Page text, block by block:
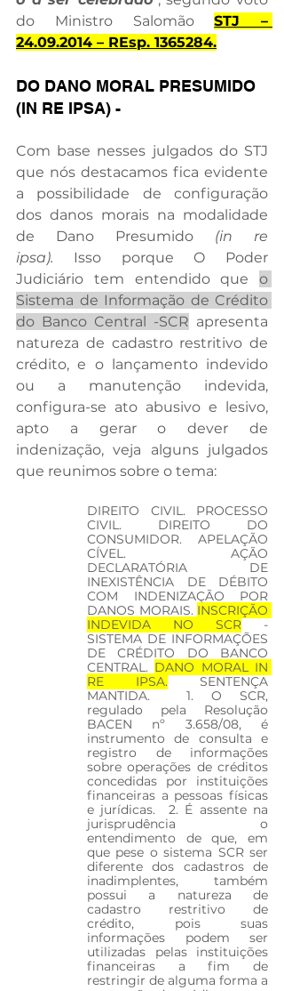
do Ministro Salomão STJ –
24.09.2014 – REsp. 1365284.
DO DANO MORAL PRESUMIDO
(IN RE IPSA) -
Com base nesses julgados do STJ
que nós destacamos fica evidente
a possibilidade de configuração
dos danos morais na modalidade
de Dano Presumido (in re
ipsa). Isso porque O Poder
Judiciário tem entendido que o
Sistema de Informação de Crédito
do Banco Central -SCR apresenta
natureza de cadastro restritivo de
crédito, e o lançamento indevido
ou a manutenção indevida,
configura-se ato abusivo e lesivo,
apto a gerar o dever de
indenização, veja alguns julgados
que reunimos sobre o tema:
DIREITO CIVIL. PROCESSO
CIVIL. DIREITO DO
CONSUMIDOR. APELAÇÃO
CÍVEL. AÇÃO
DECLARATÓRIA DE
INEXISTÊNCIA DE DÉBITO
COM INDENIZAÇÃO POR
DANOS MORAIS. INSCRIÇÃO
INDEVIDA NO SCR -
SISTEMA DE INFORMAÇÕES
DE CRÉDITO DO BANCO
CENTRAL. DANO MORAL IN
RE IPSA. SENTENÇA
MANTIDA.  1. O SCR,
regulado pela Resolução
BACEN nº 3.658/08, é
instrumento de consulta e
registro de informações
sobre operações de créditos
concedidas por instituições
financeiras a pessoas físicas
e jurídicas.  2. É assente na
jurisprudência o
entendimento de que, em
que pese o sistema SCR ser
diferente dos cadastros de
inadimplentes, também
possui a natureza de
cadastro restritivo de
crédito, pois suas
informações podem ser
utilizadas pelas instituições
financeiras a fim de
restringir de alguma forma a